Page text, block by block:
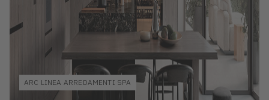
ARC LINEA ARREDAMENTI SPA